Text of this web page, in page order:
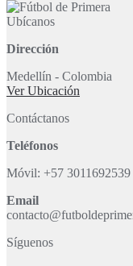
Ubícanos
Dirección
Medellín - Colombia
Ver Ubicación
Contáctanos
Teléfonos
Móvil: +57 3011692539
Email
Síguenos